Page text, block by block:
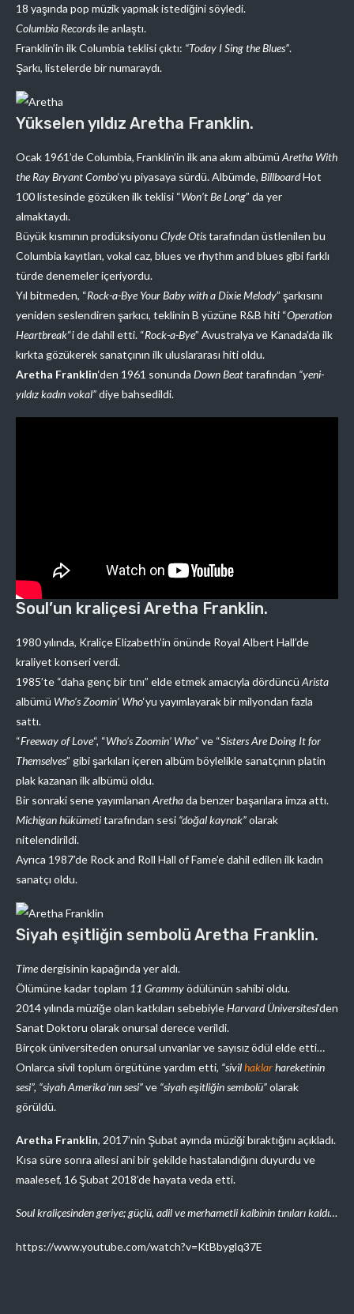
18 yaşında pop müzik yapmak istediğini söyledi.
Columbia Recordsile anlaştı.
Franklin’in ilk Columbia teklisi çıktı: “Today I Sing the Blues”.
Şarkı, listelerde bir numaraydı.
Yükselen yıldız Aretha Franklin.
Ocak 1961’de Columbia, Franklin’in ilk ana akım albümü Aretha With
the Ray Bryant Combo‘yu piyasaya sürdü. Albümde, BillboardHot
100 listesinde gözüken ilk teklisi “Won’t Be Long” da yer
almaktaydı.
Büyük kısmının prodüksiyonu Clyde Otistarafından üstlenilen bu
Columbia kayıtları, vokal caz, blues ve rhythm and blues gibi farklı
türde denemeler içeriyordu.
Yıl bitmeden, “Rock-a-Bye Your Baby with a Dixie Melody” şarkısını
yeniden seslendiren şarkıcı, teklinin B yüzüne R&B hiti “Operation
Heartbreak“i de dahil etti. “Rock-a-Bye” Avustralya ve Kanada’da ilk
kırkta gözükerek sanatçının ilk uluslararası hiti oldu.
Aretha Franklin‘den 1961 sonunda Down Beattarafından “yeni-
yıldız kadın vokal”diye bahsedildi.
Soul’un kraliçesi Aretha Franklin.
1980 yılında, Kraliçe Elizabeth’in önünde Royal Albert Hall’de
kraliyet konseri verdi.
1985’te “daha genç bir tını” elde etmek amacıyla dördüncüArista
albümü Who’s Zoomin’ Who‘yu yayımlayarak bir milyondan fazla
sattı.
“Freeway of Love“, “Who’s Zoomin’ Who” ve “Sisters Are Doing It for
Themselves” gibi şarkıları içeren albüm böylelikle sanatçının platin
plak kazanan ilk albümü oldu.
Bir sonraki sene yayımlananArethada benzer başarılara imza attı.
Michigan hükümetitarafından sesi “doğal kaynak”olarak
nitelendirildi.
Ayrıca 1987’de Rock and Roll Hall of Fame’e dahil edilen ilk kadın
sanatçı oldu.
Siyah eşitliğin sembolü Aretha Franklin.
Timedergisinin kapağında yer aldı.
Ölümüne kadar toplam 11 Grammyödülünün sahibi oldu.
2014 yılında müziğe olan katkıları sebebiyleHarvard Üniversitesi’den
Sanat Doktoru olarak onursal derece verildi.
Birçok üniversiteden onursal unvanlar ve sayısız ödül elde etti…
Onlarca sivil toplum örgütüne yardım etti, “sivilhaklarhareketinin
sesi”, “siyah Amerika’nın sesi”ve “siyah eşitliğin sembolü”olarak
görüldü.
Aretha Franklin, 2017’nin Şubat ayında müziği bıraktığını açıkladı.
Kısa süre sonra ailesi ani bir şekilde hastalandığını duyurdu ve
maalesef, 16 Şubat 2018’de hayata veda etti.
Soul kraliçesinden geriye; güçlü, adil ve merhametli kalbinin tınıları kaldı…
https://www.youtube.com/watch?v=KtBbyglq37E